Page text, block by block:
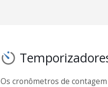
Os cronômetros de